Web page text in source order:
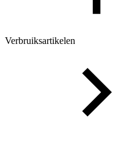
Verbruiksartikelen